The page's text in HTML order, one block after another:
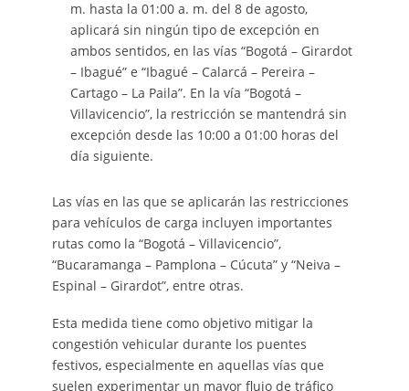
m. hasta la 01:00 a. m. del 8 de agosto,
aplicará sin ningún tipo de excepción en
ambos sentidos, en las vías “Bogotá – Girardot
– Ibagué” e “Ibagué – Calarcá – Pereira –
Cartago – La Paila”. En la vía “Bogotá –
Villavicencio”, la restricción se mantendrá sin
excepción desde las 10:00 a 01:00 horas del
día siguiente.
Las vías en las que se aplicarán las restricciones
para vehículos de carga incluyen importantes
rutas como la “Bogotá – Villavicencio”,
“Bucaramanga – Pamplona – Cúcuta” y “Neiva –
Espinal – Girardot”, entre otras.
Esta medida tiene como objetivo mitigar la
congestión vehicular durante los puentes
festivos, especialmente en aquellas vías que
suelen experimentar un mayor flujo de tráfico